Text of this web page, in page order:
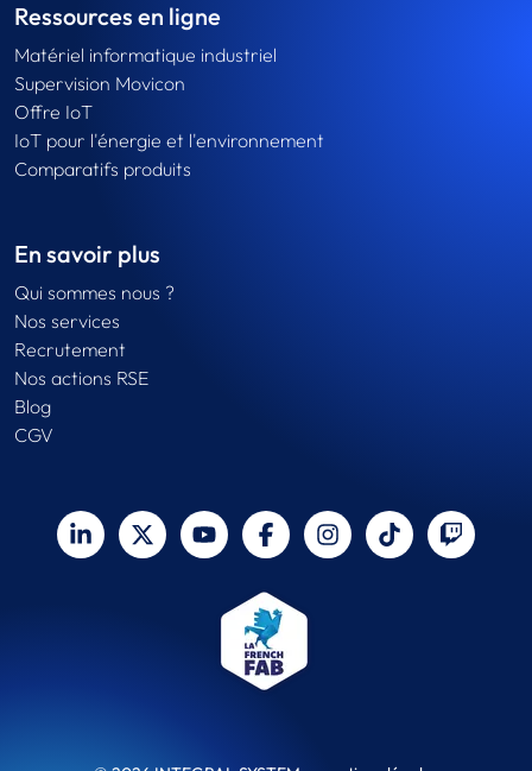
Ressources en ligne
Matériel informatique industriel
Supervision Movicon
Offre IoT
IoT pour l'énergie et l'environnement
Comparatifs produits
En savoir plus
Qui sommes nous ?
Nos services
Recrutement
Nos actions RSE
Blog
CGV